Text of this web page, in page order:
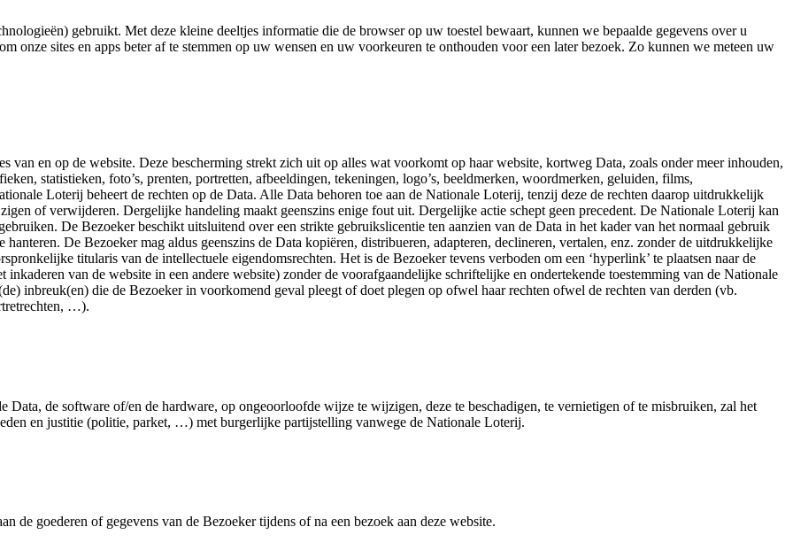
gebruikt. Met deze kleine deeltjes informatie die de browser op uw toestel bewaart, kunnen we bepaalde gegevens over u
onze sites en apps beter af te stemmen op uw wensen en uw voorkeuren te onthouden voor een later bezoek. Zo kunnen we meteen uw
van en op de website. Deze bescherming strekt zich uit op alles wat voorkomt op haar website, kortweg Data, zoals onder meer inhouden,
statistieken, foto’s, prenten, portretten, afbeeldingen, tekeningen, logo’s, beeldmerken, woordmerken, geluiden, films,
Loterij beheert de rechten op de Data. Alle Data behoren toe aan de Nationale Loterij, tenzij deze de rechten daarop uitdrukkelijk
of verwijderen. Dergelijke handeling maakt geenszins enige fout uit. Dergelijke actie schept geen precedent. De Nationale Loterij kan
De Bezoeker beschikt uitsluitend over een strikte gebruikslicentie ten aanzien van de Data in het kader van het normaal gebruik
De Bezoeker mag aldus geenszins de Data kopiëren, distribueren, adapteren, declineren, vertalen, enz. zonder de uitdrukkelijke
titularis van de intellectuele eigendomsrechten. Het is de Bezoeker tevens verboden om een ‘hyperlink’ te plaatsen naar de
van de website in een andere website) zonder de voorafgaandelijke schriftelijke en ondertekende toestemming van de Nationale
inbreuk(en) die de Bezoeker in voorkomend geval pleegt of doet plegen op ofwel haar rechten ofwel de rechten van derden (vb.
…).
Data, de software of/en de hardware, op ongeoorloofde wijze te wijzigen, deze te beschadigen, te vernietigen of te misbruiken, zal het
en justitie (politie, parket, …) met burgerlijke partijstelling vanwege de Nationale Loterij.
goederen of gegevens van de Bezoeker tijdens of na een bezoek aan deze website.